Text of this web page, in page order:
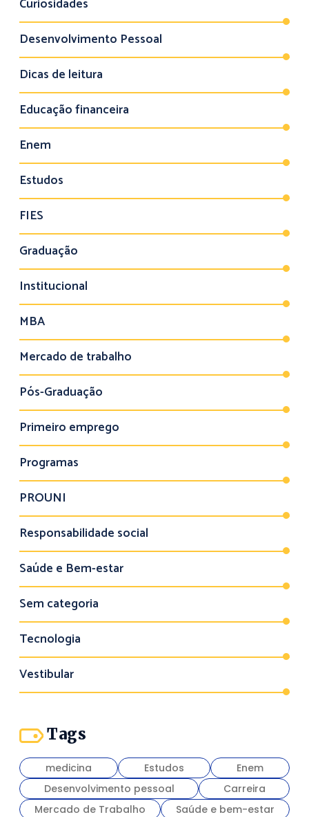
Curiosidades
Desenvolvimento Pessoal
Dicas de leitura
Educação financeira
Enem
Estudos
FIES
Graduação
Institucional
MBA
Mercado de trabalho
Pós-Graduação
Primeiro emprego
Programas
PROUNI
Responsabilidade social
Saúde e Bem-estar
Sem categoria
Tecnologia
Vestibular
Tags
medicina Estudos
Enem
Desenvolvimento pessoal
Carreira
Mercado de Trabalho
Saúde e bem-estar